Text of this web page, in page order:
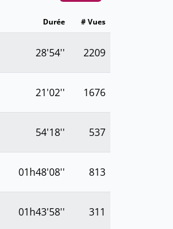
Durée # Vues
28'54'' 2209
21'02'' 1676
54'18'' 537
01h48'08'' 813
01h43'58'' 311